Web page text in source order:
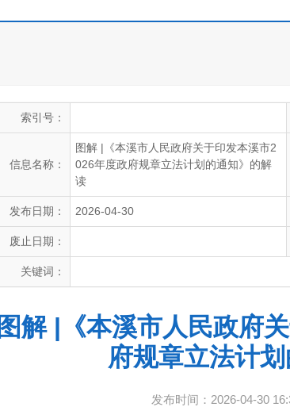
索引号：
信息名称：
图解 |《本溪市人民政府关于印发本溪市2
026年度政府规章立法计划的通知》的解
读
发布日期： 2026-04-30
废止日期：
关键词：
图解 |《本溪市人民政府
府规章立法计
发布时间：2026-04-30